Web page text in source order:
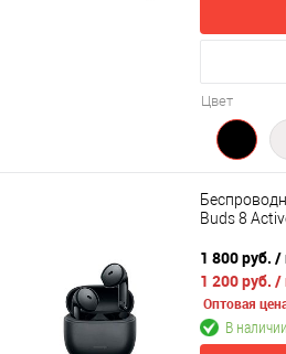
Цвет
Buds 8
1 800 руб. /
1 200 руб. /
Оптовая
В наличии